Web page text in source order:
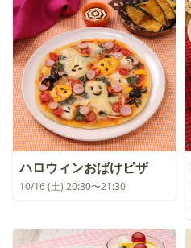
ハロウィンおばけピザ
10/16 (土) 20:30〜21:30